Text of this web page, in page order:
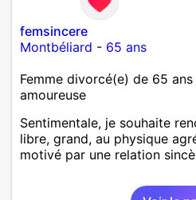
femsincere
Montbéliard - 65 ans
Femme divorcé(e) de 65
amoureuse
Sentimentale, je souhaite
libre, grand, au physique
motivé par une relation